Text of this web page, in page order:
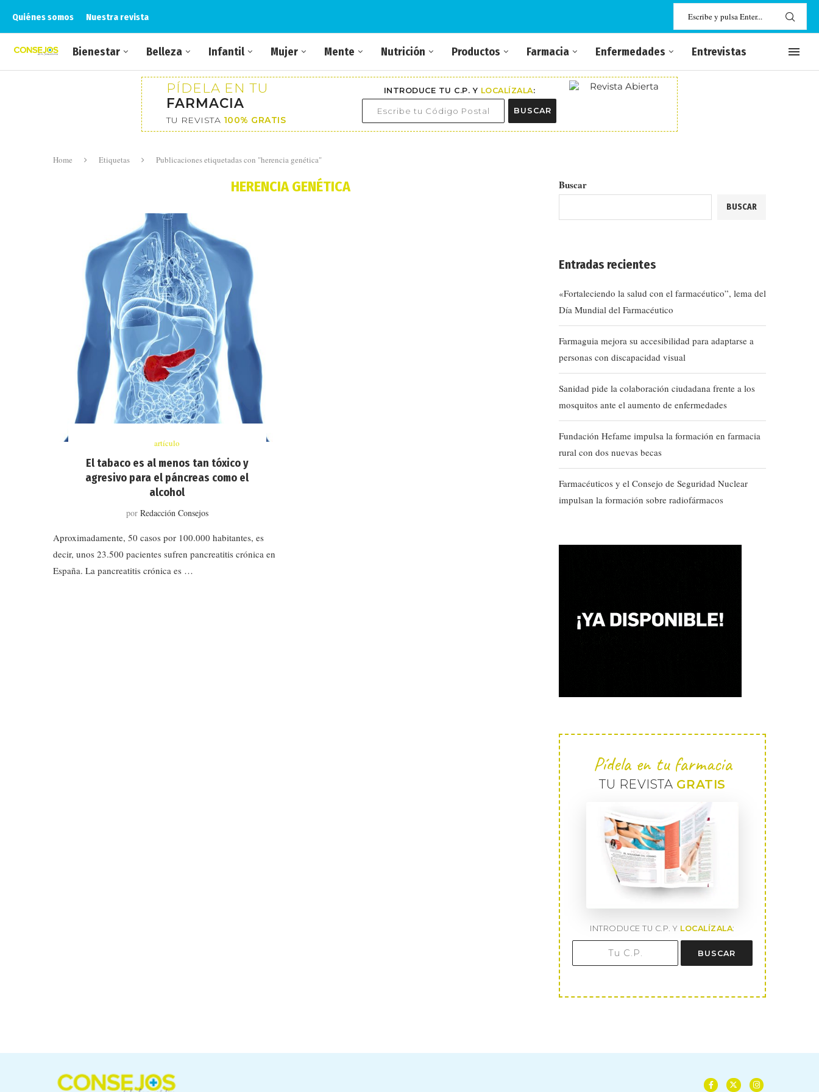
Quiénes somos Nuestra revista
Bienestar Belleza Infantil Mujer Mente Nutrición Productos Farmacia Enfermedades Entrevistas
PÍDELA EN TU
FARMACIA
TU REVISTA 100% GRATIS
INTRODUCE TU C.P. Y LOCALÍZALA:
BUSCAR
Home Etiquetas Publicaciones etiquetadas con "herencia genética"
HERENCIA GENÉTICA
artículo
El tabaco es al menos tan tóxico y
agresivo para el páncreas como el
alcohol
por Redacción Consejos
Aproximadamente, 50 casos por 100.000 habitantes, es
decir, unos 23.500 pacientes sufren pancreatitis crónica en
España. La pancreatitis crónica es …
Buscar
BUSCAR
Entradas recientes
«Fortaleciendo la salud con el farmacéutico”, lema del
Día Mundial del Farmacéutico
Farmaguia mejora su accesibilidad para adaptarse a
personas con discapacidad visual
Sanidad pide la colaboración ciudadana frente a los
mosquitos ante el aumento de enfermedades
Fundación Hefame impulsa la formación en farmacia
rural con dos nuevas becas
Farmacéuticos y el Consejo de Seguridad Nuclear
impulsan la formación sobre radiofármacos
Pídela en tu farmacia
TU REVISTA GRATIS
INTRODUCE TU C.P. Y LOCALÍZALA:
BUSCAR